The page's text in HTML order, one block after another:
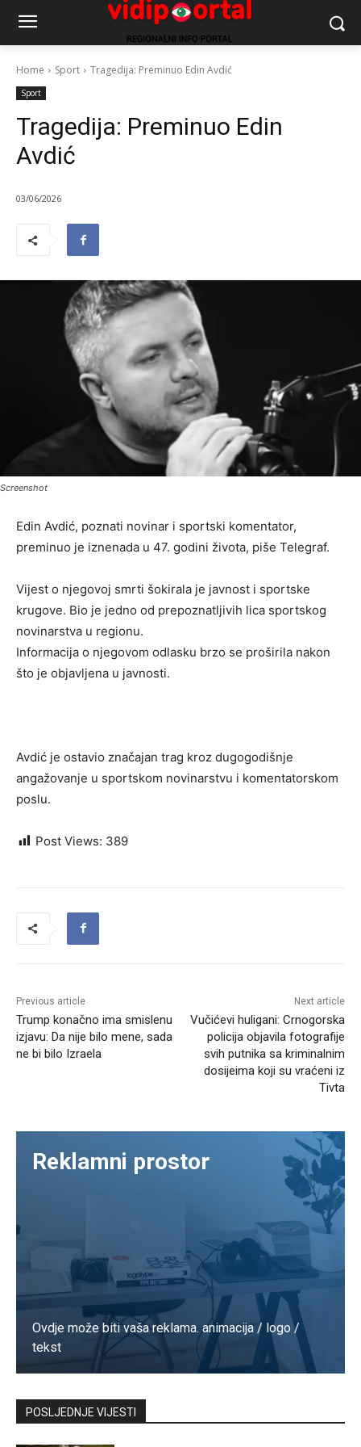
Home Sport Tragedija: Preminuo Edin Avdić
Sport
Tragedija: Preminuo Edin
Avdić
03/06/2026
Screenshot
Edin Avdić, poznati novinar i sportski komentator,
preminuo je iznenada u 47. godini života, piše Telegraf.
Vijest o njegovoj smrti šokirala je javnost i sportske
krugove. Bio je jedno od prepoznatljivih lica sportskog
novinarstva u regionu.
Informacija o njegovom odlasku brzo se proširila nakon
što je objavljena u javnosti.
Avdić je ostavio značajan trag kroz dugogodišnje
angažovanje u sportskom novinarstvu i komentatorskom
poslu.
Post Views: 389
Previous article
Trump konačno ima smislenu
izjavu: Da nije bilo mene, sada
ne bi bilo Izraela
Next article
Vučićevi huligani: Crnogorska
policija objavila fotografije
svih putnika sa kriminalnim
dosijeima koji su vraćeni iz
Tivta
Reklamni prostor
Ovdje može biti vaša reklama. animacija / logo /
tekst
Kontaktirajte nas
POSLJEDNJE VIJESTI